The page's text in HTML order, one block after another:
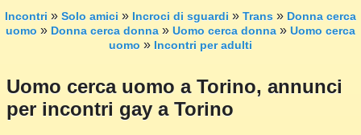
Incontri » Solo amici » Incroci di sguardi » Trans » Donna cerca
uomo » Donna cerca donna » Uomo cerca donna » Uomo cerca
uomo » Incontri per adulti
Uomo cerca uomo a Torino, annunci
per incontri gay a Torino